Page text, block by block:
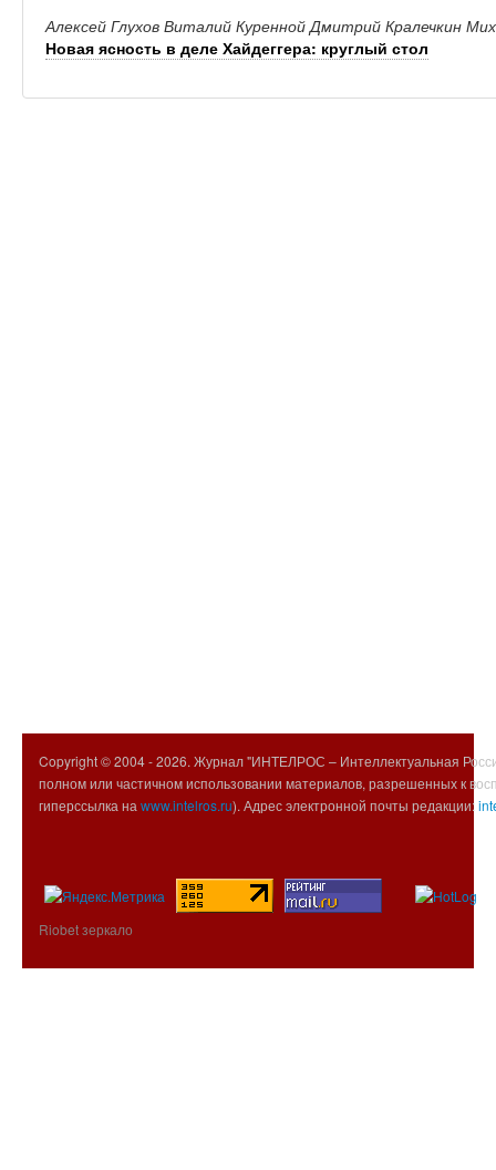
Алексей Глухов Виталий Куренной Дмитрий Кралечкин
Новая ясность в деле Хайдеггера: круглый стол
Copyright © 2004 -2026. Журнал "ИНТЕЛРОС – Интеллектуальная
полном или частичном использовании материалов, разрешенных к
гиперссылка на www.intelros.ru). Адрес электронной почты редакции:
Riobet зеркало